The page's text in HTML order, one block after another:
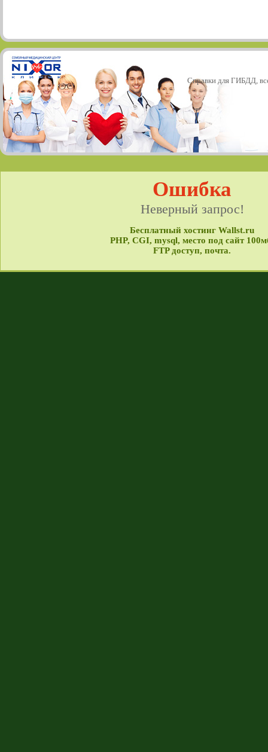
Справки для ГИБДД,
Ошибка
Неверный запрос!
Бесплатный хостинг Wallst.ru
PHP, CGI, mysql, место под сайт
FTP доступ, почта.